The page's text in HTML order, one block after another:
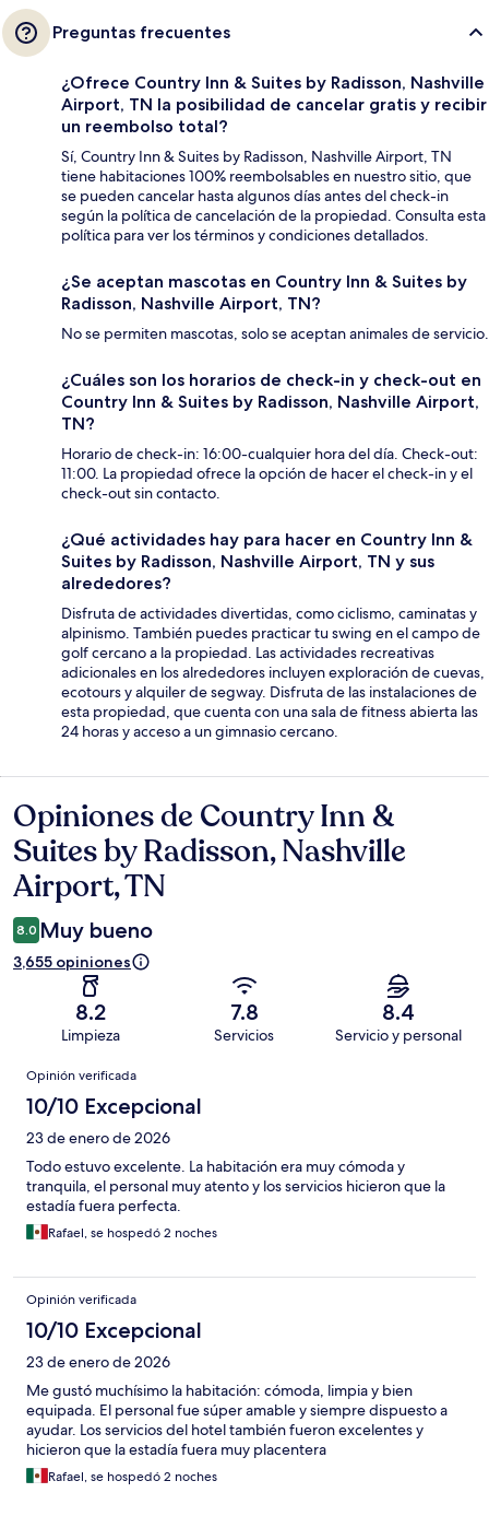
Preguntas frecuentes
¿Ofrece Country Inn & Suites by Radisson, Nashville
Airport, TN la posibilidad de cancelar gratis y recibir
un reembolso total?
Sí, Country Inn & Suites by Radisson, Nashville Airport, TN
tiene habitaciones 100% reembolsables en nuestro sitio, que
se pueden cancelar hasta algunos días antes del check-in
según la política de cancelación de la propiedad. Consulta esta
política para ver los términos y condiciones detallados.
¿Se aceptan mascotas en Country Inn & Suites by
Radisson, Nashville Airport, TN?
No se permiten mascotas, solo se aceptan animales de servicio.
¿Cuáles son los horarios de check-in y check-out en
Country Inn & Suites by Radisson, Nashville Airport,
TN?
Horario de check-in: 16:00-cualquier hora del día. Check-out:
11:00. La propiedad ofrece la opción de hacer el check-in y el
check-out sin contacto.
¿Qué actividades hay para hacer en Country Inn &
Suites by Radisson, Nashville Airport, TN y sus
alrededores?
Disfruta de actividades divertidas, como ciclismo, caminatas y
alpinismo. También puedes practicar tu swing en el campo de
golf cercano a la propiedad. Las actividades recreativas
adicionales en los alrededores incluyen exploración de cuevas,
ecotours y alquiler de segway. Disfruta de las instalaciones de
esta propiedad, que cuenta con una sala de fitness abierta las
24 horas y acceso a un gimnasio cercano.
Opiniones
Opiniones de Country Inn &
Suites by Radisson, Nashville
Airport, TN
8.0 Muy bueno
3,655 opiniones
8.2
Limpieza
7.8
Servicios
8.4
Servicio y personal
Opiniones
Opinión verificada
10/10 Excepcional
23 de enero de 2026
Todo estuvo excelente. La habitación era muy cómoda y
tranquila, el personal muy atento y los servicios hicieron que la
estadía fuera perfecta.
Rafael, se hospedó 2 noches
Opinión verificada
10/10 Excepcional
23 de enero de 2026
Me gustó muchísimo la habitación: cómoda, limpia y bien
equipada. El personal fue súper amable y siempre dispuesto a
ayudar. Los servicios del hotel también fueron excelentes y
hicieron que la estadía fuera muy placentera
Rafael, se hospedó 2 noches